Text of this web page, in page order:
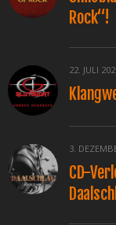
Rock“!
22. JULI
3.
CD-